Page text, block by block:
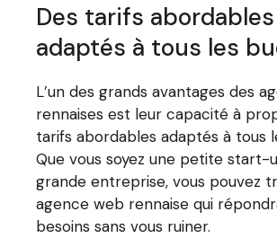
Des tarifs abordables
adaptés à tous les
L’un des grands avantages des
rennaises est leur capacité à
tarifs abordables adaptés à tous
Que vous soyez une petite start-
grande entreprise, vous pouvez
agence web rennaise qui
besoins sans vous ruiner.